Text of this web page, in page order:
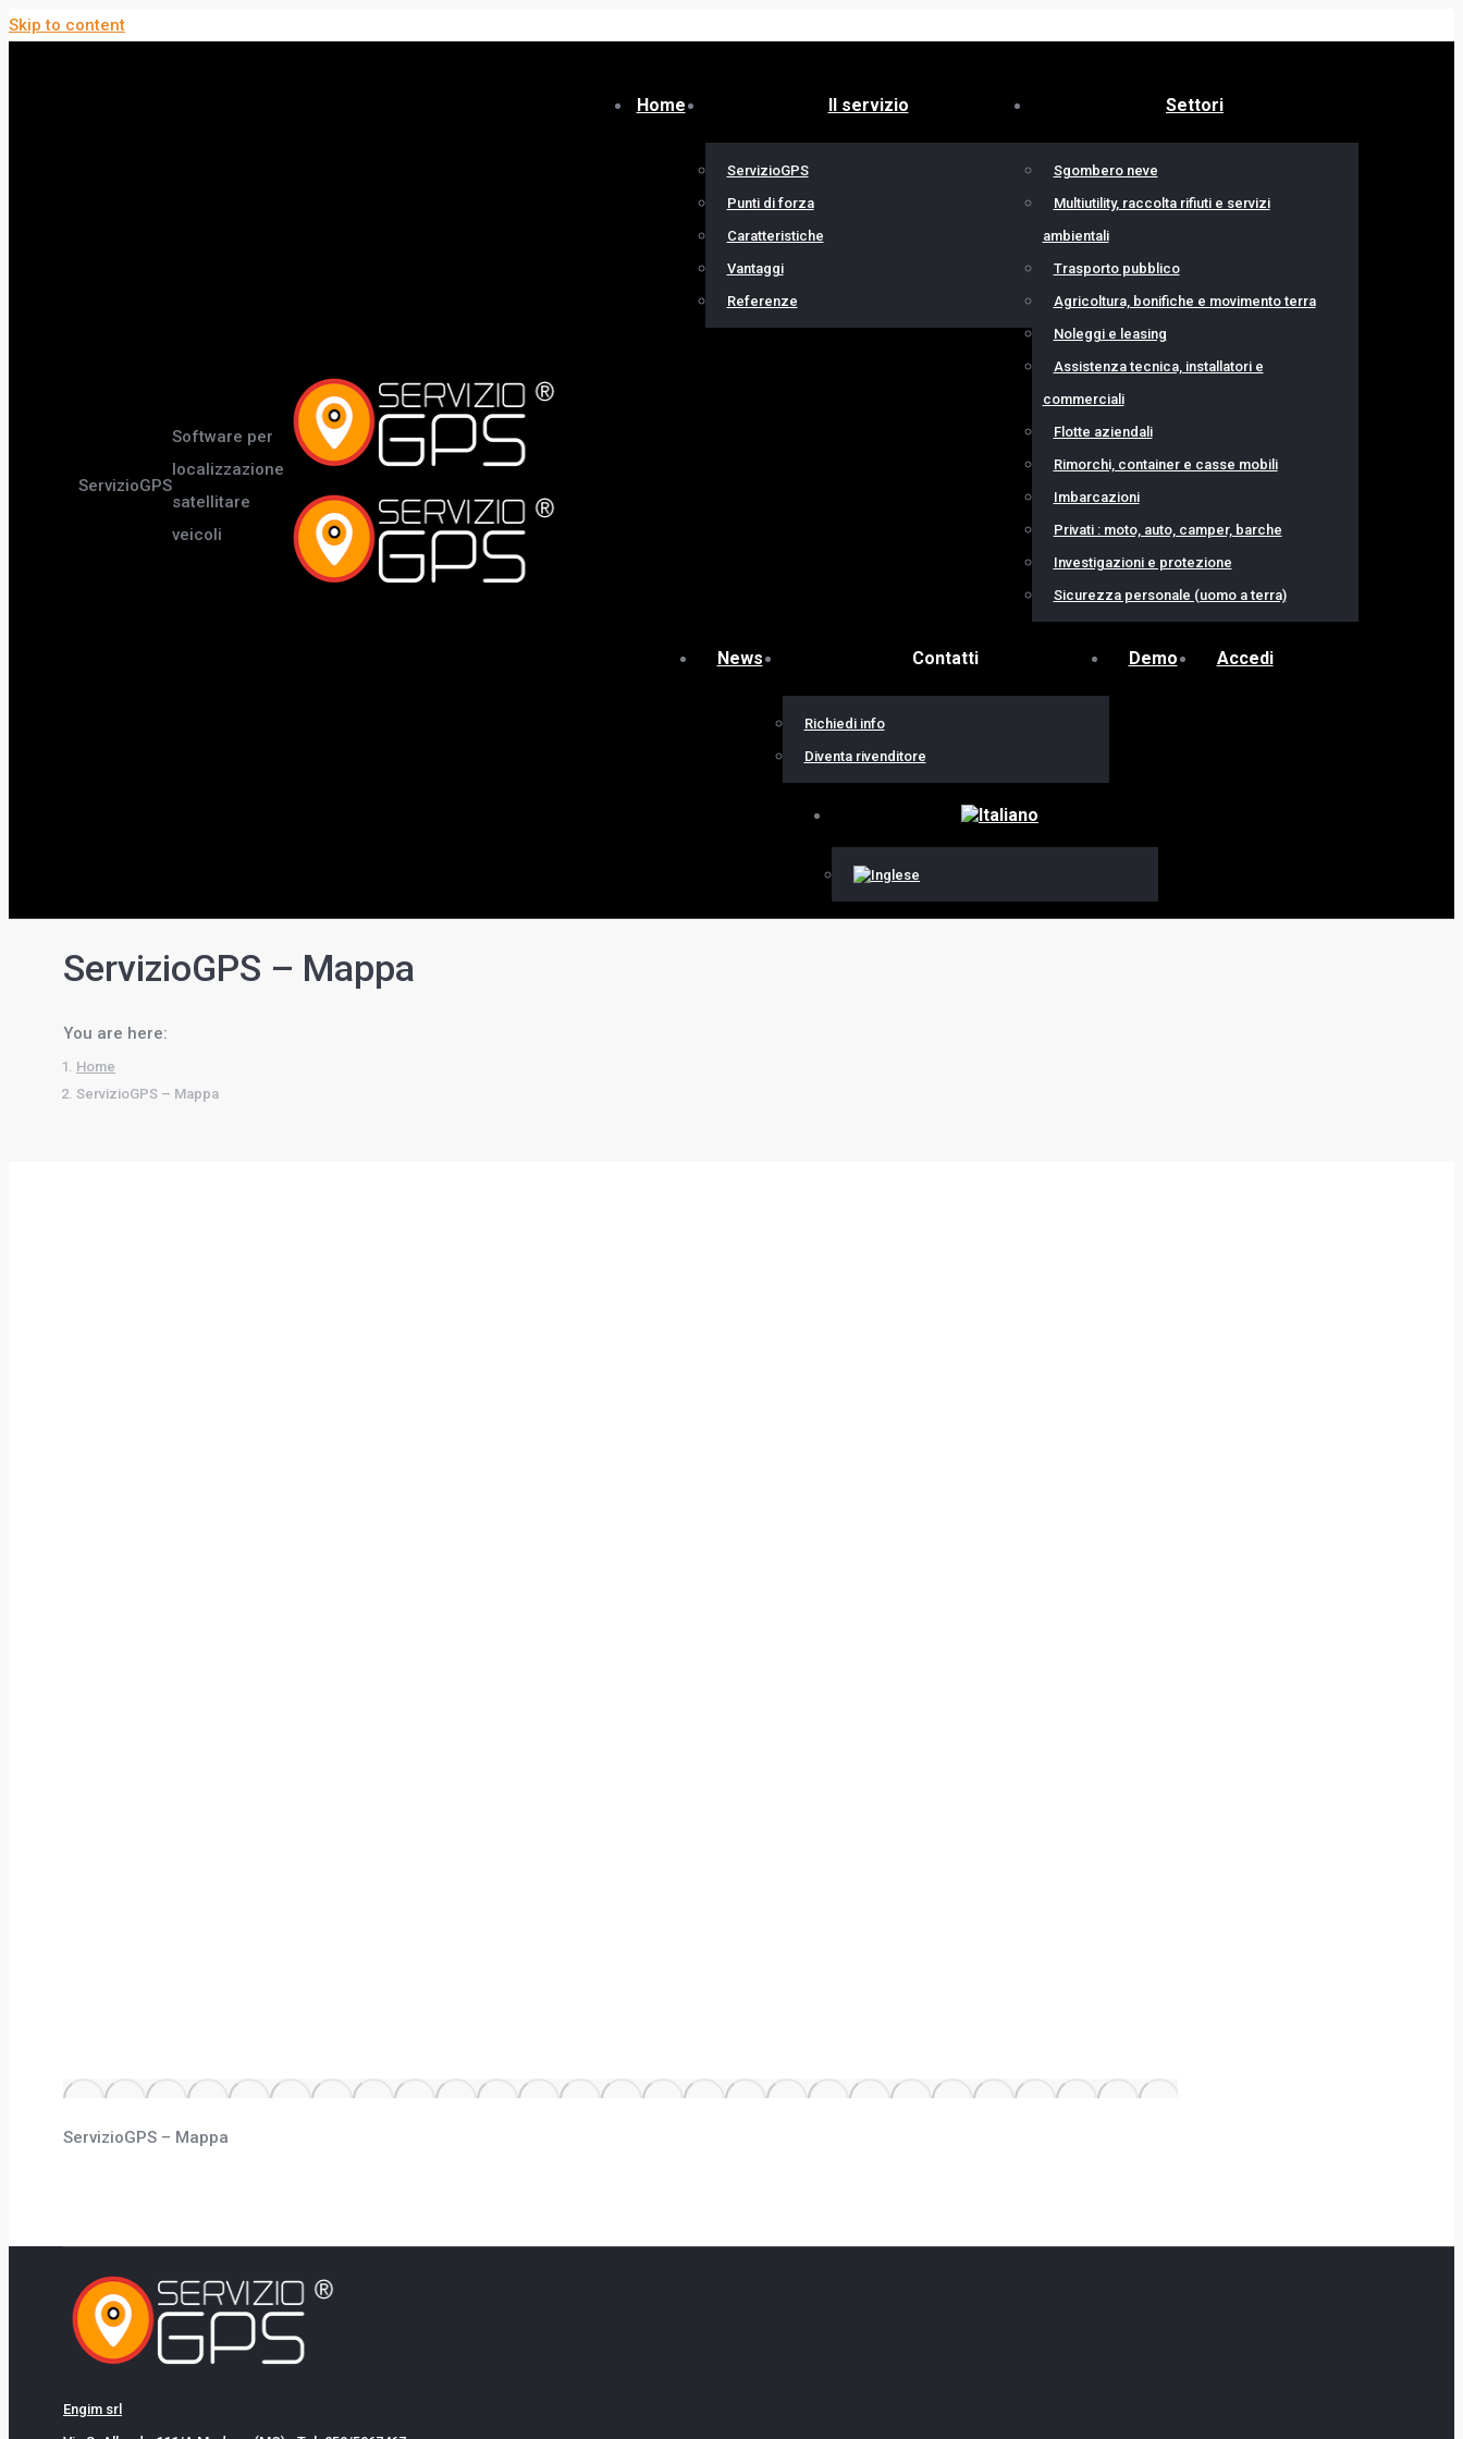
Skip to content
ServizioGPS
Software per
localizzazione
satellitare
veicoli
Home Il servizio
ServizioGPS
Punti di forza
Caratteristiche
Vantaggi
Referenze
Settori
Sgombero neve
Multiutility, raccolta rifiuti e servizi
ambientali
Trasporto pubblico
Agricoltura, bonifiche e movimento terra
Noleggi e leasing
Assistenza tecnica, installatori e
commerciali
Flotte aziendali
Rimorchi, container e casse mobili
Imbarcazioni
Privati : moto, auto, camper, barche
Investigazioni e protezione
Sicurezza personale (uomo a terra)
News Contatti
Richiedi info
Diventa rivenditore
Demo Accedi
ServizioGPS – Mappa
You are here:
Home
ServizioGPS – Mappa
ServizioGPS – Mappa
Engim srl